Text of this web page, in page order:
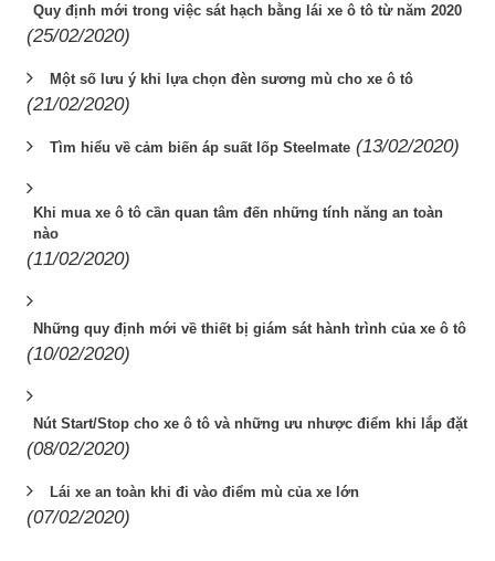
Quy định mới trong việc sát hạch bằng lái xe ô tô từ năm 2020
(25/02/2020)
Một số lưu ý khi lựa chọn đèn sương mù cho xe ô tô
(21/02/2020)
Tìm hiểu về cảm biến áp suất lốp Steelmate (13/02/2020)
Khi mua xe ô tô cần quan tâm đến những tính năng an toàn
nào
(11/02/2020)
Những quy định mới về thiết bị giám sát hành trình của xe ô tô
(10/02/2020)
Nút Start/Stop cho xe ô tô và những ưu nhược điểm khi lắp đặt
(08/02/2020)
Lái xe an toàn khi đi vào điểm mù của xe lớn
(07/02/2020)